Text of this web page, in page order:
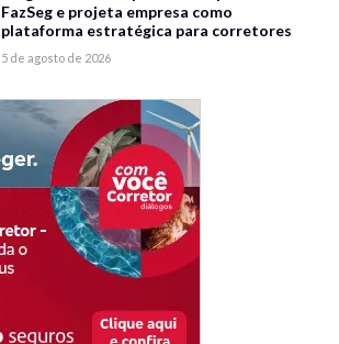
FazSeg e projeta empresa como
plataforma estratégica para corretores
5 de agosto de 2026